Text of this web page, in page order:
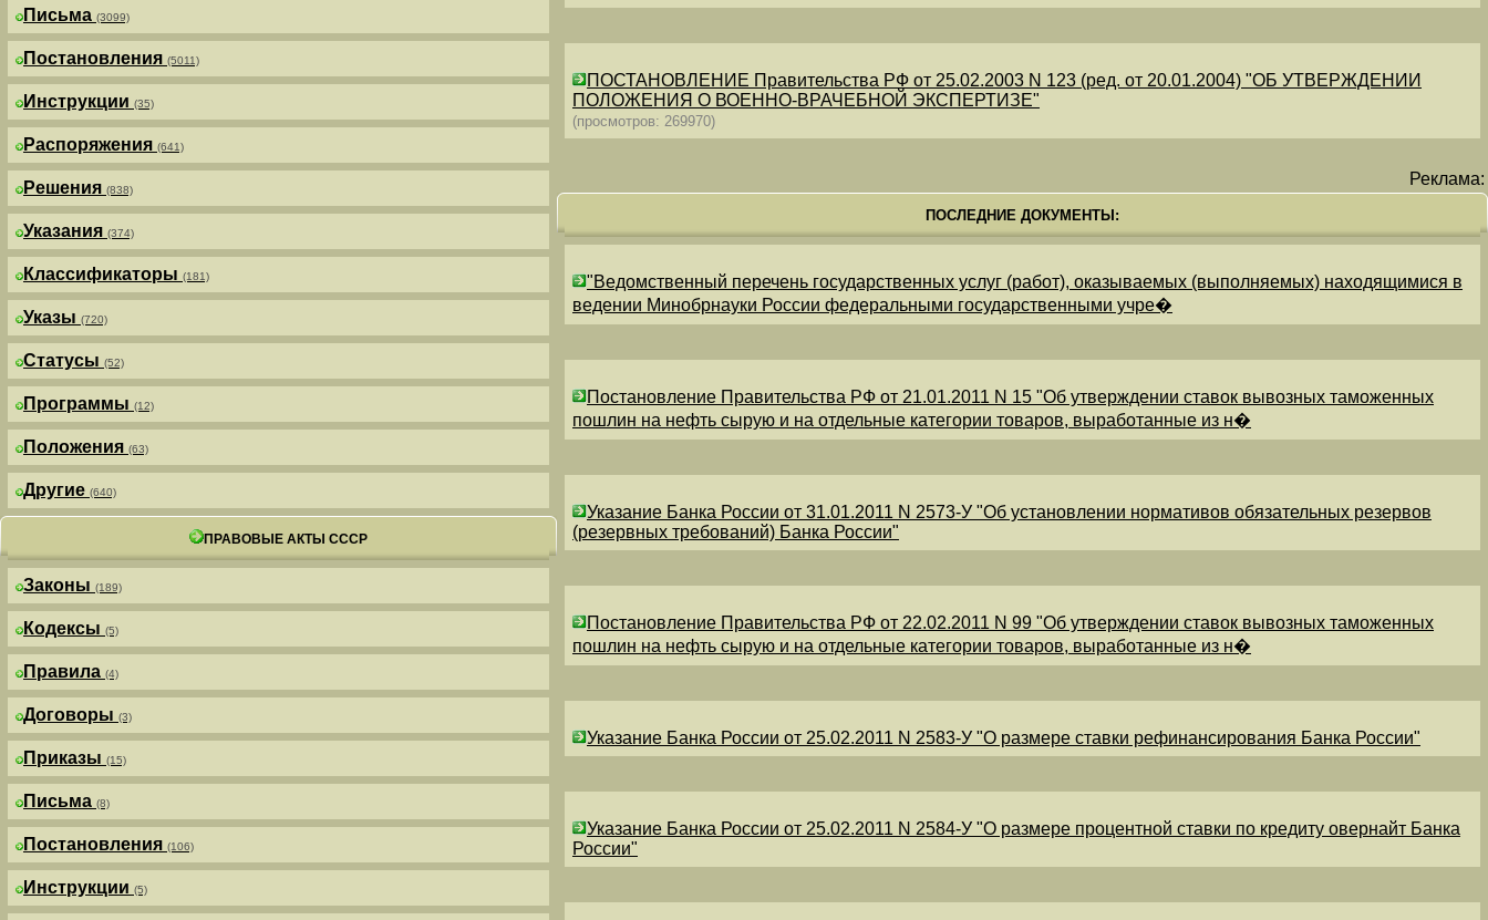
Письма (3099)
Постановления (5011)
Инструкции (35)
Распоряжения (641)
Решения (838)
Указания (374)
Классификаторы (181)
Указы (720)
Статусы (52)
Программы (12)
Положения (63)
Другие (640)
ПРАВОВЫЕ АКТЫ СССР
Законы (189)
Кодексы (5)
Правила (4)
Договоры (3)
Приказы (15)
Письма (8)
Постановления (106)
Инструкции (5)
ПОСТАНОВЛЕНИЕ Правительства РФ от 25.02.2003 N 123 (ред. от 20.01.2004) "ОБ УТВЕРЖДЕНИИ
ПОЛОЖЕНИЯ О ВОЕННО-ВРАЧЕБНОЙ ЭКСПЕРТИЗЕ"
(просмотров: 269970)
Реклама:
ПОСЛЕДНИЕ ДОКУМЕНТЫ:
"Ведомственный перечень государственных услуг (работ), оказываемых (выполняемых) находящимися в
ведении Минобрнауки России федеральными государственными учре�
Постановление Правительства РФ от 21.01.2011 N 15 "Об утверждении ставок вывозных таможенных
пошлин на нефть сырую и на отдельные категории товаров, выработанные из н�
Указание Банка России от 31.01.2011 N 2573-У "Об установлении нормативов обязательных резервов
(резервных требований) Банка России"
Постановление Правительства РФ от 22.02.2011 N 99 "Об утверждении ставок вывозных таможенных
пошлин на нефть сырую и на отдельные категории товаров, выработанные из н�
Указание Банка России от 25.02.2011 N 2583-У "О размере ставки рефинансирования Банка России"
Указание Банка России от 25.02.2011 N 2584-У "О размере процентной ставки по кредиту овернайт Банка
России"